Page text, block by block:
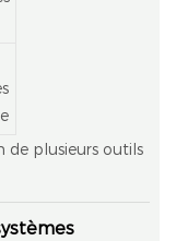
de plusieurs outils